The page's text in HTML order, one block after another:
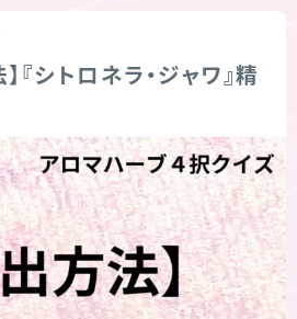
『シトロネラ・ジャワ』精